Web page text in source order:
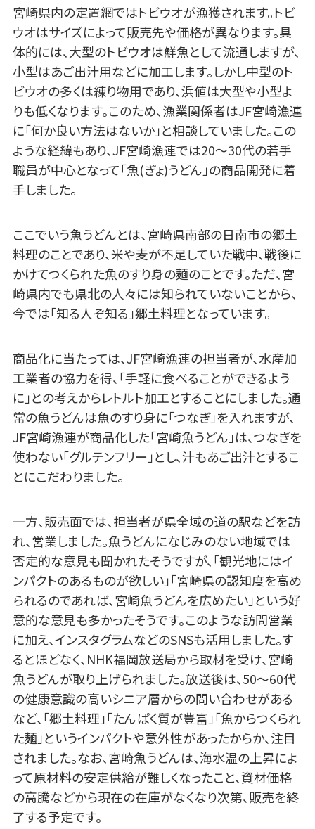
宮崎県内の定置網ではトビウオが漁獲されます。トビ
ウオはサイズによって販売先や価格が異なります。具
体的には、大型のトビウオは鮮魚として流通しますが、
小型はあご出汁用などに加工します。しかし中型のト
ビウオの多くは練り物用であり、浜値は大型や小型よ
りも低くなります。このため、漁業関係者はJF宮崎漁連
に「何か良い方法はないか」と相談していました。この
ような経緯もあり、JF宮崎漁連では20～30代の若手
職員が中心となって「魚(ぎょ)うどん」の商品開発に着
手しました。
ここでいう魚うどんとは、宮崎県南部の日南市の郷土
料理のことであり、米や麦が不足していた戦中、戦後に
かけてつくられた魚のすり身の麺のことです。ただ、宮
崎県内でも県北の人々には知られていないことから、
今では「知る人ぞ知る」郷土料理となっています。
商品化に当たっては、JF宮崎漁連の担当者が、水産加
工業者の協力を得、「手軽に食べることができるよう
に」との考えからレトルト加工とすることにしました。通
常の魚うどんは魚のすり身に「つなぎ」を入れますが、
JF宮崎漁連が商品化した「宮崎魚うどん」は、つなぎを
使わない「グルテンフリー」とし、汁もあご出汁とするこ
とにこだわりました。
一方、販売面では、担当者が県全域の道の駅などを訪
れ、営業しました。魚うどんになじみのない地域では
否定的な意見も聞かれたそうですが、「観光地にはイ
ンパクトのあるものが欲しい」「宮崎県の認知度を高め
られるのであれば、宮崎魚うどんを広めたい」という好
意的な意見も多かったそうです。このような訪問営業
に加え、インスタグラムなどのSNSも活用しました。す
るとほどなく、NHK福岡放送局から取材を受け、宮崎
魚うどんが取り上げられました。放送後は、50～60代
の健康意識の高いシニア層からの問い合わせがある
など、「郷土料理」「たんぱく質が豊富」「魚からつくられ
た麺」というインパクトや意外性があったからか、注目
されました。なお、宮崎魚うどんは、海水温の上昇によ
って原材料の安定供給が難しくなったこと、資材価格
の高騰などから現在の在庫がなくなり次第、販売を終
了する予定です。